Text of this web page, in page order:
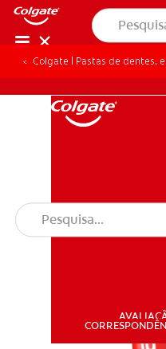
Colgate | Pastas de dentes,